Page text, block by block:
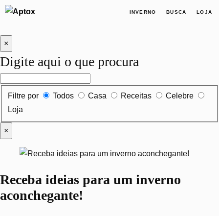
INVERNO BUSCA LOJA
×
Digite aqui o que procura
Filtrar por tipo de conteúdo
Filtre por Todos Casa Receitas
Celebre
Loja
×
Receba ideias para um inverno
aconchegante!